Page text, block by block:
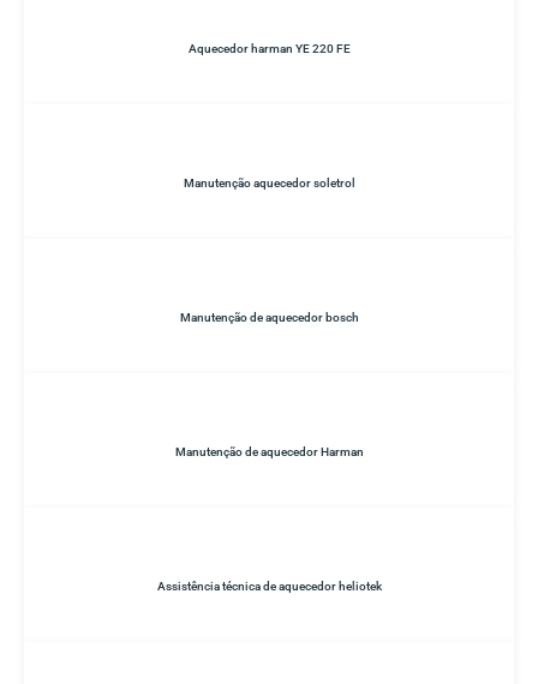
Aquecedor harman YE 220 FE
Manutenção aquecedor soletrol
Manutenção de aquecedor bosch
Manutenção de aquecedor Harman
Assistência técnica de aquecedor heliotek